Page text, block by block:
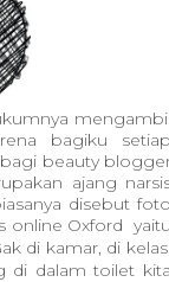
bagiku
beauty
ajang
disebut
online Oxford
di kamar, di
di dalam toilet